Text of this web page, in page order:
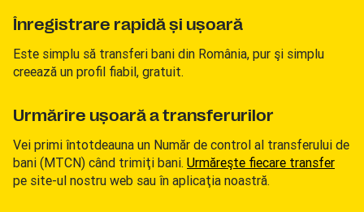
Înregistrare rapidă şi uşoară
Este simplu să transferi bani din România, pur şi simplu
creează un profil fiabil, gratuit.
Urmărire uşoară a transferurilor
Vei primi întotdeauna un Număr de control al transferului de
bani (MTCN) când trimiţi bani. Urmăreşte fiecare transfer
pe site-ul nostru web sau în aplicaţia noastră.